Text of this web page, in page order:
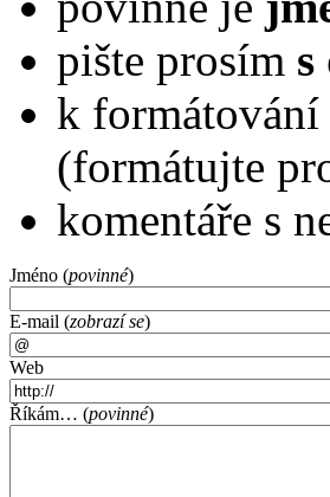
pište prosím
k
(formátujte
komentáře s
Jméno (povinné)
E-mail (zobrazí se)
Web
Říkám… (povinné)